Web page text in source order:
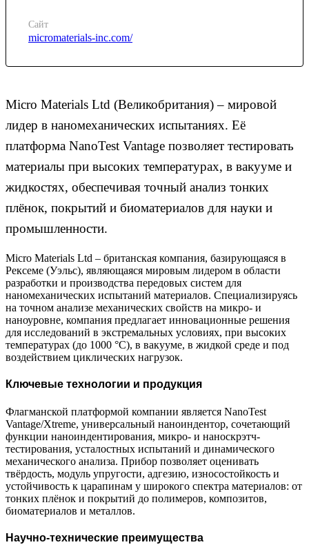
Сайт
micromaterials-inc.com/
Micro Materials Ltd (Великобритания) – мировой
лидер в наномеханических испытаниях. Её
платформа NanoTest Vantage позволяет тестировать
материалы при высоких температурах, в вакууме и
жидкостях, обеспечивая точный анализ тонких
плёнок, покрытий и биоматериалов для науки и
промышленности.
Micro Materials Ltd – британская компания, базирующаяся в
Рексеме (Уэльс), являющаяся мировым лидером в области
разработки и производства передовых систем для
наномеханических испытаний материалов. Специализируясь
на точном анализе механических свойств на микро- и
наноуровне, компания предлагает инновационные решения
для исследований в экстремальных условиях, при высоких
температурах (до 1000 °C), в вакууме, в жидкой среде и под
воздействием циклических нагрузок.
Ключевые технологии и продукция
Флагманской платформой компании является NanoTest
Vantage/Xtreme, универсальный наноиндентор, сочетающий
функции наноиндентирования, микро- и наноскрэтч-
тестирования, усталостных испытаний и динамического
механического анализа. Прибор позволяет оценивать
твёрдость, модуль упругости, адгезию, износостойкость и
устойчивость к царапинам у широкого спектра материалов: от
тонких плёнок и покрытий до полимеров, композитов,
биоматериалов и металлов.
Научно-технические преимущества